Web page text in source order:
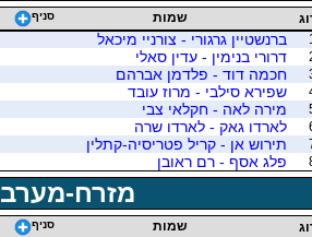
שמות סניף
1
ברנשטיין גרגורי - צורניי מיכאל
דרורי בנימין - עדין סאלי
חכמה דוד - פלדמן אברהם
שפירא סילבי - מרוז עובד
מירה לאה - חקלאי צבי
לארדו גאק - לארדו שרה
תירוש אן - קריל פטריסיה-קתלין
פלג אסף - רם ראובן
מזרח-מערב
שמות סניף